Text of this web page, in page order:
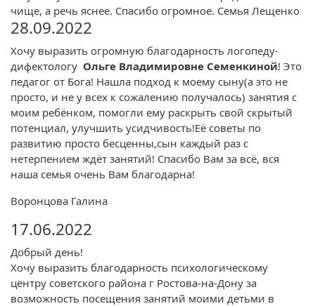
чище, а речь яснее. Спасибо огромное. Семья Лещенко
28.09.2022
Хочу выразить огромную благодарность логопеду-
дифектологу Ольге Владимировне Семенкиной! Это
педагог от Бога! Нашла подход к моему сыну(а это не
просто, и не у всех к сожалению получалось) занятия с
моим ребёнком, помогли ему раскрыть свой скрытый
потенциал, улучшить усидчивость!Еë советы по
развитию просто бесценны,сын каждый раз с
нетерпением ждёт занятий! Спасибо Вам за всё, вся
наша семья очень Вам благодарна!
Воронцова Галина
17.06.2022
Добрый день!
Хочу выразить благодарность психологическому
центру советского района г Ростова-на-Дону за
возможность посещения занятий моими детьми в